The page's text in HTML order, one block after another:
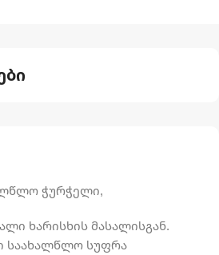
ჭურჭელი,
ხარისხის მასალისგან.
საახალწლო სუფრა